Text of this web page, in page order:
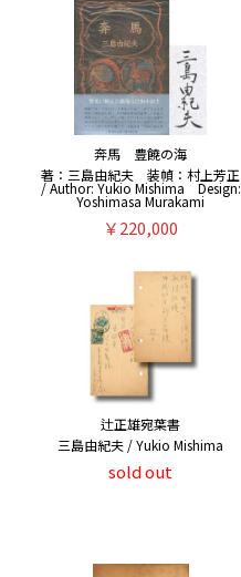
奔馬 豊饒の海
著：三島由紀夫 装幀：村上芳正
/ Author: Yukio Mishima Design:
Yoshimasa Murakami
￥220,000
辻正雄宛葉書
三島由紀夫 / Yukio Mishima
sold out